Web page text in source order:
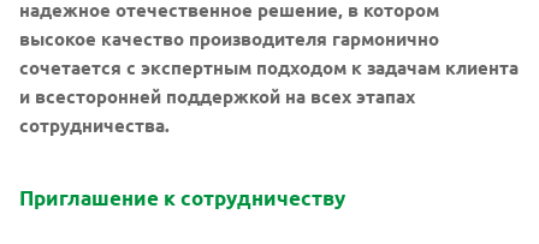
надежное отечественное решение, в котором
высокое качество производителя гармонично
сочетается с экспертным подходом к задачам клиента
и всесторонней поддержкой на всех этапах
сотрудничества.
Приглашение к сотрудничеству